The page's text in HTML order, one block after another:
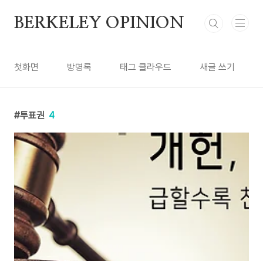
BERKELEY OPINION
첫화면 방명록 태그 클라우드 새글 쓰기
투표권 4